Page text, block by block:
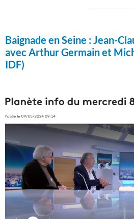
Baignade en Seine : Jean-
avec Arthur Germain et
IDF)